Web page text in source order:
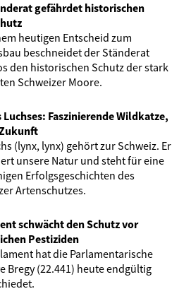
gefährdet historischen
heutigen Entscheid zum
beschneidet der Ständerat
den historischen Schutz der stark
Schweizer Moore.
Luchses: Faszinierende Wildkatze,
(lynx, lynx) gehört zur Schweiz. Er
unsere Natur und steht für eine
Erfolgsgeschichten des
Artenschutzes.
schwächt den Schutz vor
Pestiziden
hat die Parlamentarische
Bregy (22.441) heute endgültig